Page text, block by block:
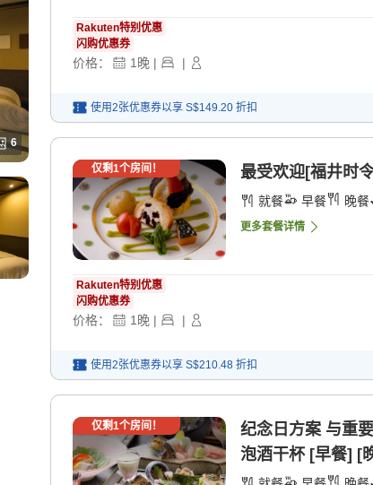
6
Rakuten特别优惠
闪购优惠券
价格： 1 晚 | |
使用2张优惠券以享 S$149.20 折扣
仅剩1个房间！ 最受欢迎[福井时
就餐 早餐 晚餐
更多套餐详情
Rakuten特别优惠
闪购优惠券
价格： 1 晚 | |
使用2张优惠券以享 S$210.48 折扣
仅剩1个房间！
纪念日方案 与重
泡酒干杯 [早餐] [